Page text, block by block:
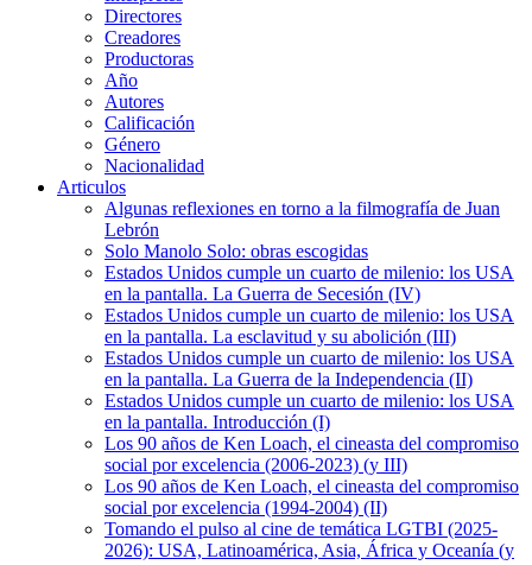
Directores
Creadores
Productoras
Año
Autores
Calificación
Género
Nacionalidad
Articulos
Algunas reflexiones en torno a la filmografía de Juan
Lebrón
Solo Manolo Solo: obras escogidas
Estados Unidos cumple un cuarto de milenio: los USA
en la pantalla. La Guerra de Secesión (IV)
Estados Unidos cumple un cuarto de milenio: los USA
en la pantalla. La esclavitud y su abolición (III)
Estados Unidos cumple un cuarto de milenio: los USA
en la pantalla. La Guerra de la Independencia (II)
Estados Unidos cumple un cuarto de milenio: los USA
en la pantalla. Introducción (I)
Los 90 años de Ken Loach, el cineasta del compromiso
social por excelencia (2006-2023) (y III)
Los 90 años de Ken Loach, el cineasta del compromiso
social por excelencia (1994-2004) (II)
Tomando el pulso al cine de temática LGTBI (2025-
2026): USA, Latinoamérica, Asia, África y Oceanía (y